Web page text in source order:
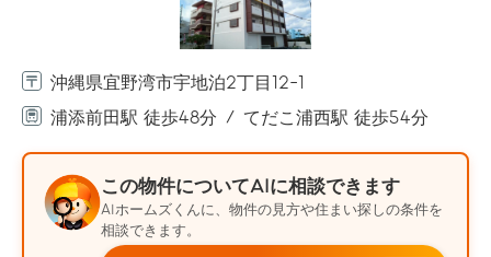
沖縄県宜野湾市宇地泊2丁目12-1
浦添前田駅 徒歩48分
てだこ浦西駅 徒歩54分
この物件についてAIに相談できます
AIホームズくんに、物件の見方や住まい探しの条件を
相談できます。